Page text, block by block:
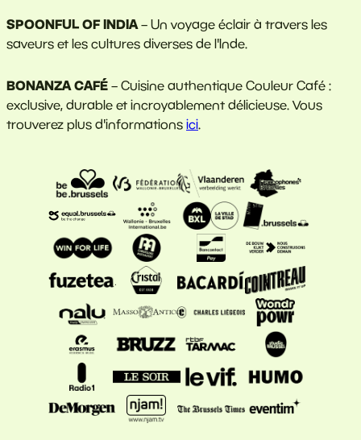
SPOONFUL OF INDIA – Un voyage éclair à travers les
saveurs et les cultures diverses de l'Inde.
BONANZA CAFÉ – Cuisine authentique Couleur Café :
exclusive, durable et incroyablement délicieuse. Vous
trouverez plus d'informations ici.